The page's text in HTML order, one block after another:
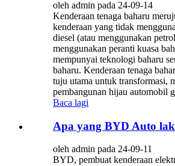
oleh admin pada 24-09-14
Kenderaan tenaga baharu
kenderaan yang tidak
diesel (atau menggunakan
menggunakan peranti kuasa
mempunyai teknologi baharu
baharu. Kenderaan tenaga
tuju utama untuk transformasi,
pembangunan hijau automobil
Baca lagi
Apa yang BYD Auto
oleh admin pada 24-09-11
BYD, pembuat kenderaan